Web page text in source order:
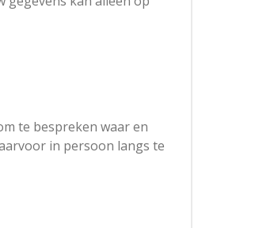
te bespreken waar en
in persoon langs te